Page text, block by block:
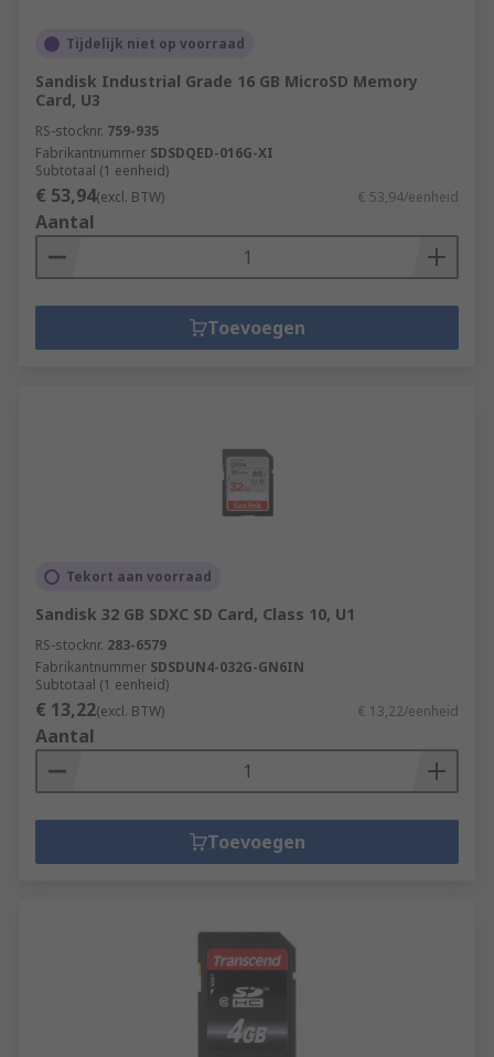
Tijdelijk niet op voorraad
Sandisk Industrial Grade 16 GB MicroSD Memory
Card, U3
RS-stocknr. 759-935
Fabrikantnummer SDSDQED-016G-XI
Subtotaal (1 eenheid)
€ 53,94(excl. BTW) € 53,94/eenheid
Aantal
Toevoegen
Tekort aan voorraad
Sandisk 32 GB SDXC SD Card, Class 10, U1
RS-stocknr. 283-6579
Fabrikantnummer SDSDUN4-032G-GN6IN
Subtotaal (1 eenheid)
€ 13,22(excl. BTW) € 13,22/eenheid
Aantal
Toevoegen